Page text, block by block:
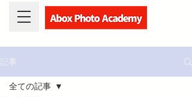
記事
全ての記事